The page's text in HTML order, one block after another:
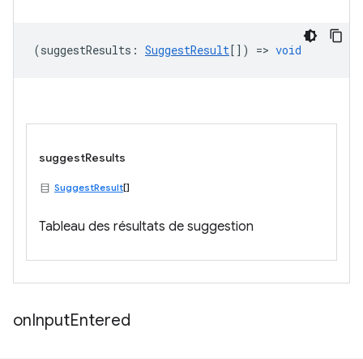
(suggestResults : SuggestResult[]) => void
suggestResults
SuggestResult[]
Tableau des résultats de suggestion
onInputEntered